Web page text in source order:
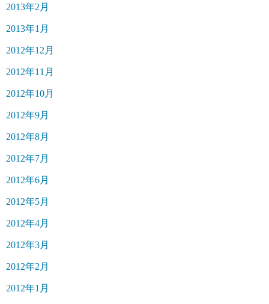
2013年2月
2013年1月
2012年12月
2012年11月
2012年10月
2012年9月
2012年8月
2012年7月
2012年6月
2012年5月
2012年4月
2012年3月
2012年2月
2012年1月